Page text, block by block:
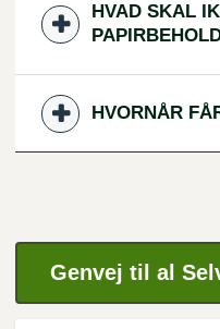
HVAD SKAL
HVORNÅR
Genvej til al